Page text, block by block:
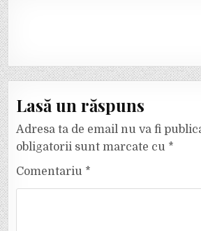
Lasă un răspuns
Adresa ta de email nu va fi
obligatorii sunt marcate cu *
Comentariu *